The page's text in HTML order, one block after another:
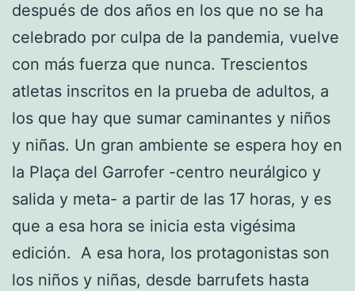
después de dos años en los que no se ha
celebrado por culpa de la pandemia, vuelve
con más fuerza que nunca. Trescientos
atletas inscritos en la prueba de adultos, a
los que hay que sumar caminantes y niños
y niñas. Un gran ambiente se espera hoy en
la Plaça del Garrofer -centro neurálgico y
salida y meta- a partir de las 17 horas, y es
que a esa hora se inicia esta vigésima
edición. A esa hora, los protagonistas son
los niños y niñas, desde barrufets hasta